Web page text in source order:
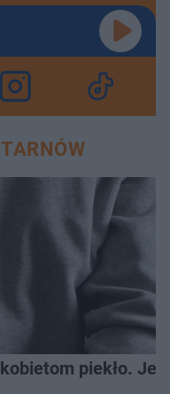
piekło.